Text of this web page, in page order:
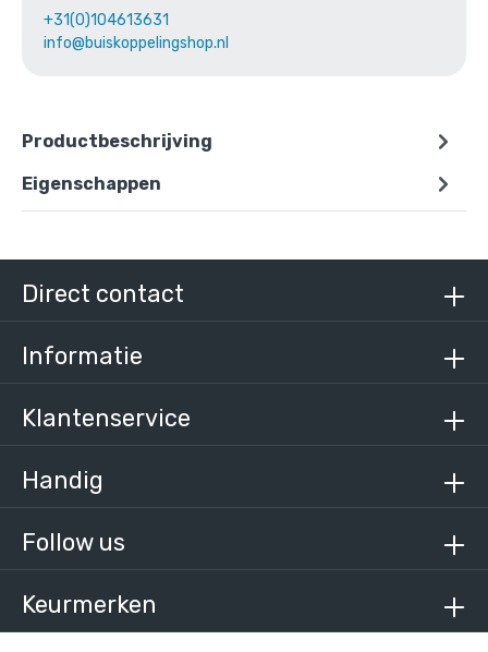
+31(0)104613631
info@buiskoppelingshop.nl
Productbeschrijving
Eigenschappen
Follow us
Keurmerken
Direct contact
Informatie
Klantenservice
Handig